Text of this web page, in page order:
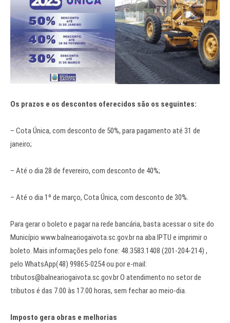
Os prazos e os descontos oferecidos são os seguintes:
– Cota Única, com desconto de 50%, para pagamento até 31 de
janeiro;
– Até o dia 28 de fevereiro, com desconto de 40%;
– Até o dia 1º de março, Cota Única, com desconto de 30%.
Para gerar o boleto e pagar na rede bancária, basta acessar o site do
Município www.balneariogaivota.sc.gov.brna aba IPTU e imprimir o
boleto. Mais informações pelo fone: 48.3583.1408 (201-204-214) ,
pelo WhatsApp(48) 99865-0254 ou por e-mail:
tributos@balneariogaivota.sc.gov.brO atendimento no setor de
tributos é das 7.00 às 17.00 horas, sem fechar ao meio-dia.
Imposto gera obras e melhorias